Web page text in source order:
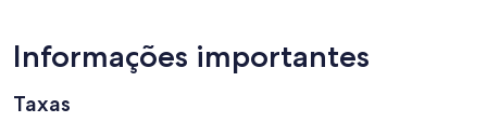
Informações importantes
Taxas